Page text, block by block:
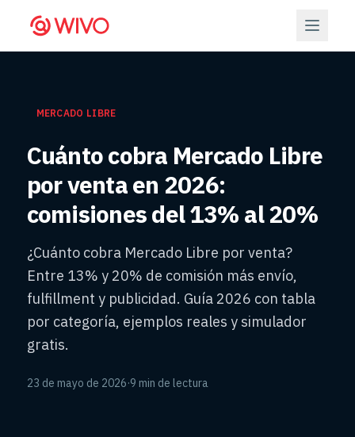
MERCADO LIBRE
Cuánto cobra Mercado Libre
por venta en 2026:
comisiones del 13% al 20%
¿Cuánto cobra Mercado Libre por venta?
Entre 13% y 20% de comisión más envío,
fulfillment y publicidad. Guía 2026 con tabla
por categoría, ejemplos reales y simulador
gratis.
23 de mayo de 2026·9 min de lectura